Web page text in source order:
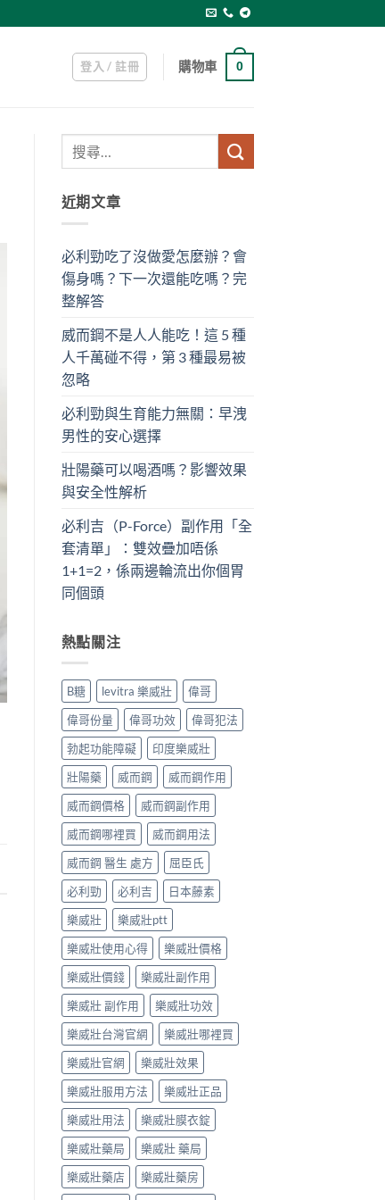
登入 / 註冊 購物車 0
近期文章
必利勁吃了沒做愛怎麼辦？會
傷身嗎？下一次還能吃嗎？完
整解答
威而鋼不是人人能吃！這 5 種
人千萬碰不得，第 3 種最易被
忽略
必利勁與生育能力無關：早洩
男性的安心選擇
壯陽藥可以喝酒嗎？影響效果
與安全性解析
必利吉（P-Force）副作用「全
套清單」：雙效疊加唔係
1+1=2，係兩邊輪流出你個胃
同個頭
熱點關注
B糖 levitra 樂威壯
偉哥
偉哥份量
偉哥功效
偉哥犯法
勃起功能障礙
印度樂威壯
壯陽藥
威而鋼
威而鋼作用
威而鋼價格
威而鋼副作用
威而鋼哪裡買
威而鋼用法
威而鋼 醫生 處方
屈臣氏
必利勁
必利吉
日本藤素
樂威壯
樂威壯ptt
樂威壯使用心得
樂威壯價格
樂威壯價錢
樂威壯副作用
樂威壯 副作用
樂威壯功效
樂威壯台灣官網
樂威壯哪裡買
樂威壯官網
樂威壯效果
樂威壯服用方法
樂威壯正品
樂威壯用法
樂威壯膜衣錠
樂威壯藥局
樂威壯 藥局
樂威壯藥店
樂威壯藥房